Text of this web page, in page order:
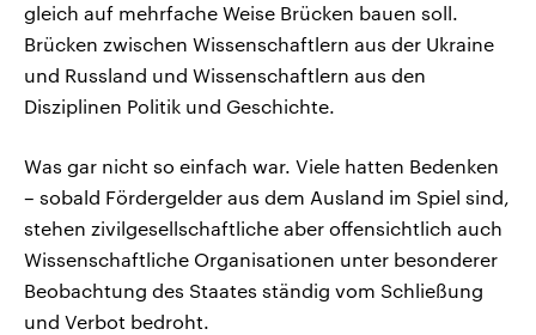
gleich auf mehrfache Weise Brücken bauen soll.
Brücken zwischen Wissenschaftlern aus der Ukraine
und Russland und Wissenschaftlern aus den
Disziplinen Politik und Geschichte.
Was gar nicht so einfach war. Viele hatten Bedenken
– sobald Fördergelder aus dem Ausland im Spiel sind,
stehen zivilgesellschaftliche aber offensichtlich auch
Wissenschaftliche Organisationen unter besonderer
Beobachtung des Staates ständig vom Schließung
und Verbot bedroht.